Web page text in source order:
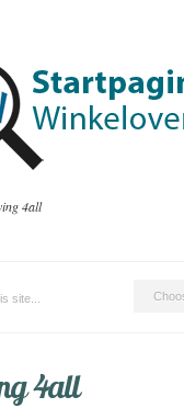
4all
4all